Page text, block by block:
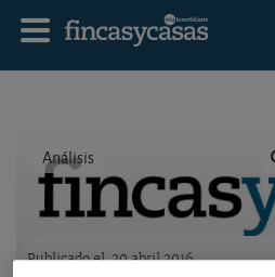
Análisis
Publicado el 20 abril 2016